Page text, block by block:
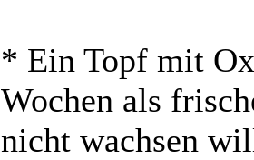
* Ein Topf mit
Wochen als
nicht wachsen